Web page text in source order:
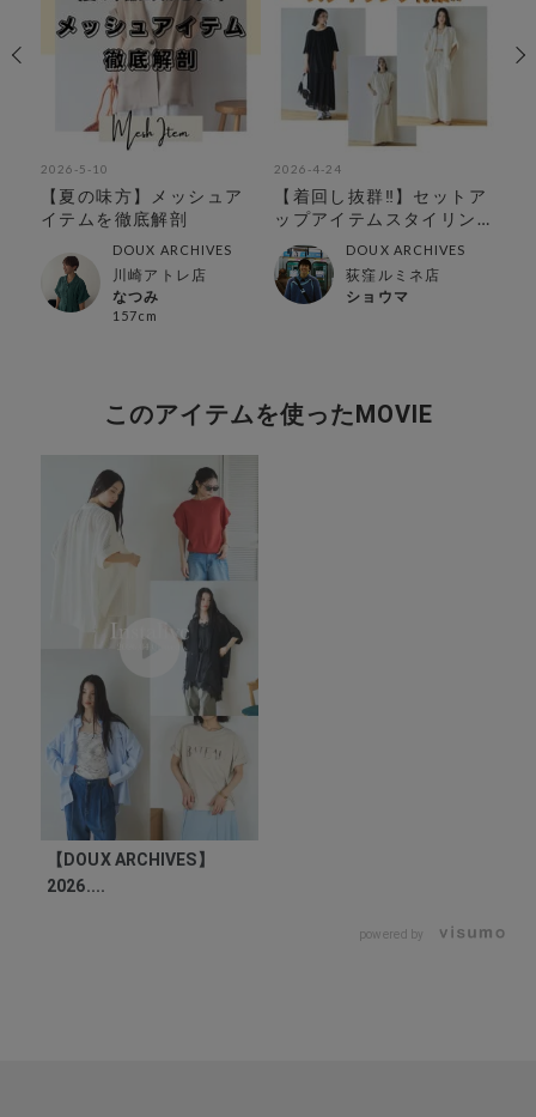
2026-5-10
【夏の味方】メッシュア
イテムを徹底解剖
DOUX ARCHIVES
川崎アトレ店
なつみ
157cm
2026-4-24
【着回し抜群‼︎】セットア
ップアイテムスタイリン
グ特集‼︎
DOUX ARCHIVES
荻窪ルミネ店
ショウマ
このアイテムを使ったMOVIE
【DOUX ARCHIVES】
2026....
powered by